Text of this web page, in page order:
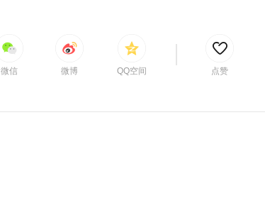
微信 微博 QQ空间 点赞